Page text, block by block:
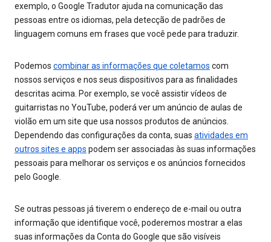
exemplo, o Google Tradutor ajuda na comunicação das
pessoas entre os idiomas, pela detecção de padrões de
linguagem comuns em frases que você pede para traduzir.
Podemos combinar as informações que coletamos com
nossos serviços e nos seus dispositivos para as finalidades
descritas acima. Por exemplo, se você assistir vídeos de
guitarristas no YouTube, poderá ver um anúncio de aulas de
violão em um site que usa nossos produtos de anúncios.
Dependendo das configurações da conta, suas atividades em
outros sites e apps podem ser associadas às suas informações
pessoais para melhorar os serviços e os anúncios fornecidos
pelo Google.
Se outras pessoas já tiverem o endereço de e-mail ou outra
informação que identifique você, poderemos mostrar a elas
suas informações da Conta do Google que são visíveis